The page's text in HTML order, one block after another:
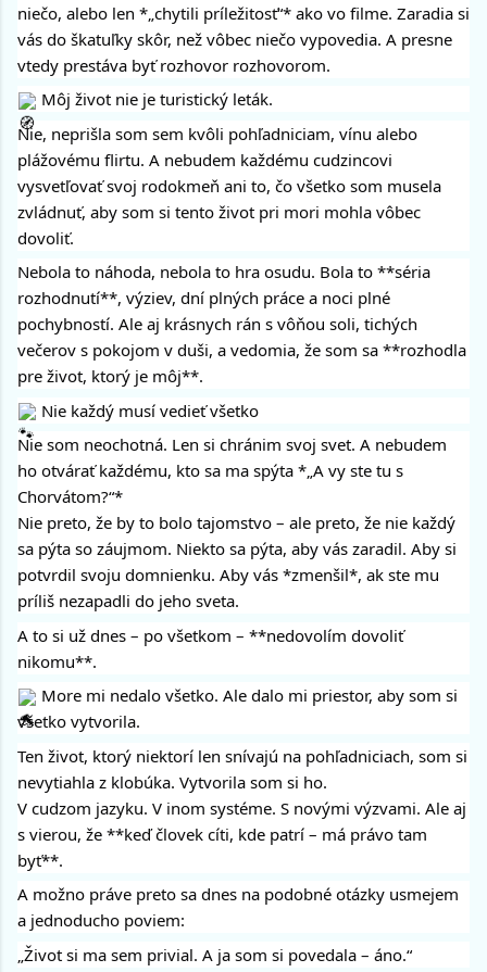
niečo, alebo len *„chytili príležitosť“* ako vo filme. Zaradia si
vás do škatuľky skôr, než vôbec niečo vypovedia. A presne
vtedy prestáva byť rozhovor rozhovorom.
Môj život nie je turistický leták.
Nie, neprišla som sem kvôli pohľadniciam, vínu alebo
plážovému flirtu. A nebudem každému cudzincovi
vysvetľovať svoj rodokmeň ani to, čo všetko som musela
zvládnuť, aby som si tento život pri mori mohla vôbec
dovoliť.
Nebola to náhoda, nebola to hra osudu. Bola to **séria
rozhodnutí**, výziev, dní plných práce a noci plné
pochybností. Ale aj krásnych rán s vôňou soli, tichých
večerov s pokojom v duši, a vedomia, že som sa **rozhodla
pre život, ktorý je môj**.
Nie každý musí vedieť všetko
Nie som neochotná. Len si chránim svoj svet. A nebudem
ho otvárať každému, kto sa ma spýta *„A vy ste tu s
Chorvátom?“*
Nie preto, že by to bolo tajomstvo – ale preto, že nie každý
sa pýta so záujmom. Niekto sa pýta, aby vás zaradil. Aby si
potvrdil svoju domnienku. Aby vás *zmenšil*, ak ste mu
príliš nezapadli do jeho sveta.
A to si už dnes – po všetkom – **nedovolím dovoliť
nikomu**.
More mi nedalo všetko. Ale dalo mi priestor, aby som si
všetko vytvorila.
Ten život, ktorý niektorí len snívajú na pohľadniciach, som si
nevytiahla z klobúka. Vytvorila som si ho.
V cudzom jazyku. V inom systéme. S novými výzvami. Ale aj
s vierou, že **keď človek cíti, kde patrí – má právo tam
byť**.
A možno práve preto sa dnes na podobné otázky usmejem
a jednoducho poviem:
„Život si ma sem privial. A ja som si povedala – áno.“